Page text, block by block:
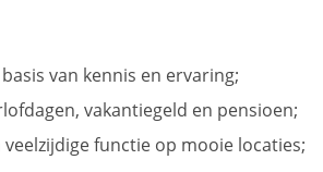
van kennis en ervaring;
vakantiegeld en pensioen;
veelzijdige functie op mooie locaties;